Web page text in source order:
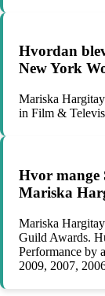
Hvordan
New York
Mariska
in Film &
Hvor mange
Mariska
Mariska
Guild Awards.
Performance by
2009, 2007,